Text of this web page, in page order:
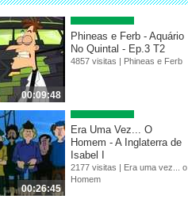
00:09:48
Phineas e Ferb - Aquário
No Quintal - Ep.3 T2
4857 visitas | Phineas e Ferb
00:26:45
Era Uma Vez... O
Homem - A Inglaterra de
Isabel I
2177 visitas | Era uma vez... o
Homem